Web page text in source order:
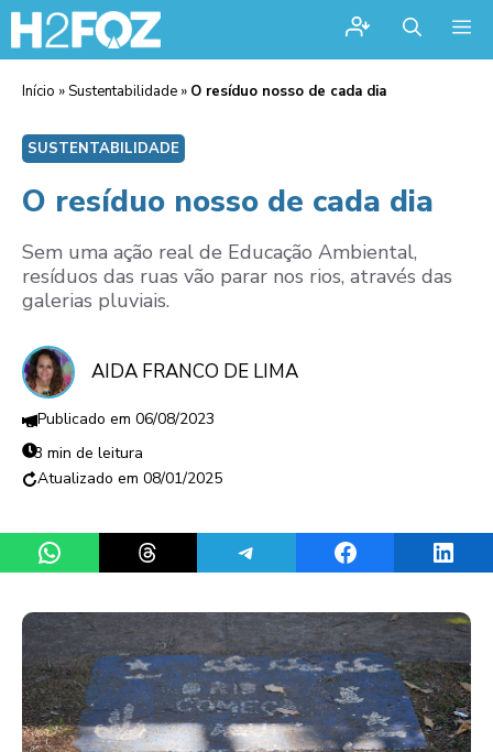
Início »Sustentabilidade » O resíduo nosso de cada dia
SUSTENTABILIDADE
O resíduo nosso de cada dia
Sem uma ação real de Educação Ambiental,
resíduos das ruas vão parar nos rios, através das
galerias pluviais.
AIDA FRANCO DE LIMA
06/08/2023
3 min de leitura
08/01/2025
Share on WhatsAppShare on ThreadsShare on TelegramShare on Facebook